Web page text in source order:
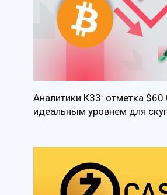
Аналитики K33: отметка $60
идеальным уровнем для